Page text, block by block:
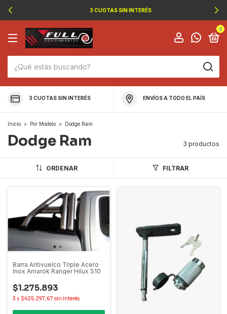
3 CUOTAS SIN INTERÉS
0
3 CUOTAS SIN INTERÉS ENVÍOS A TODO EL PAÍS
Inicio > Por Modelo > Dodge Ram
Dodge Ram 3 productos
ORDENAR FILTRAR
Barra Antivuelco Triple Acero
Inox Amarok Ranger Hilux S10
$1.275.893
3 x $425.297,67 sin interés